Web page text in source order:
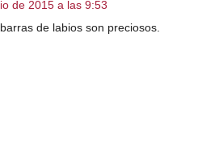
de 2015 a las 9:53
de labios son preciosos.